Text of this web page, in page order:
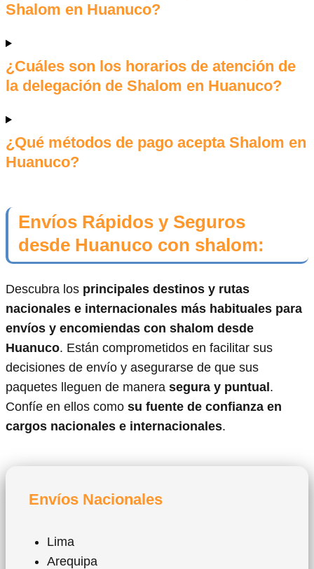
Shalom en Huanuco?
¿Cuáles son los horarios de atención de
la delegación de Shalom en Huanuco?
¿Qué métodos de pago acepta Shalom en
Huanuco?
Envíos Rápidos y Seguros
desde Huanuco con shalom:
Descubra los principales destinos y rutas
nacionales e internacionales más habituales para
envíos y encomiendas con shalom desde
Huanuco. Están comprometidos en facilitar sus
decisiones de envío y asegurarse de que sus
paquetes lleguen de manera segura y puntual.
Confíe en ellos como su fuente de confianza en
cargos nacionales e internacionales.
Envíos Nacionales
Lima
Arequipa